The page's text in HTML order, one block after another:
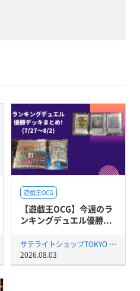
遊戯王OCG
【遊戯王OCG】今週のラ
ンキングデュエル優勝...
サテライトショップTOKYO 秋葉原店
2026.08.03